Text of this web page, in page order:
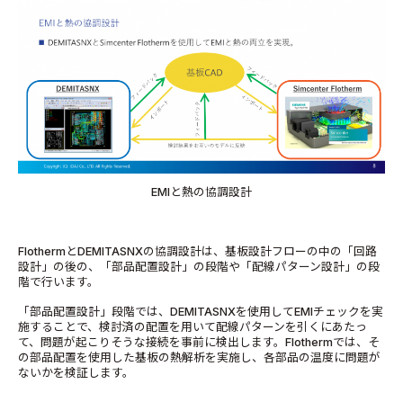
EMIと熱の協調設計
FlothermとDEMITASNXの協調設計は、基板設計フローの中の「回路
設計」の後の、「部品配置設計」の段階や「配線パターン設計」の段
階で行います。
「部品配置設計」段階では、DEMITASNXを使用してEMIチェックを実
施することで、検討済の配置を用いて配線パターンを引くにあたっ
て、問題が起こりそうな接続を事前に検出します。Flothermでは、そ
の部品配置を使用した基板の熱解析を実施し、各部品の温度に問題が
ないかを検証します。